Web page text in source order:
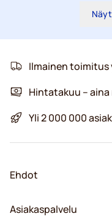
Ilmainen
Hintatakuu –
Yli 2 000 000
Ehdot
Asiakaspalvelu